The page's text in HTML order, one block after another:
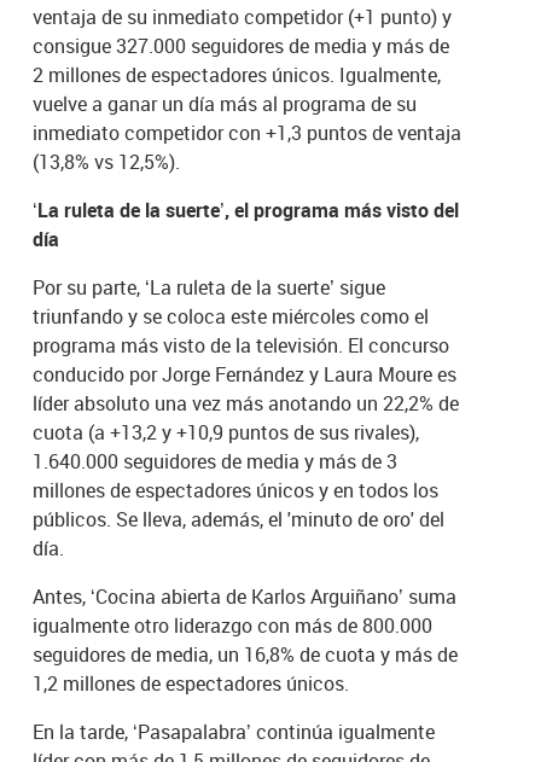
ventaja de su inmediato competidor (+1 punto) y
consigue 327.000 seguidores de media y más de
2 millones de espectadores únicos. Igualmente,
vuelve a ganar un día más al programa de su
inmediato competidor con +1,3 puntos de ventaja
(13,8% vs 12,5%).
‘La ruleta de la suerte’, el programa más visto del
día
Por su parte, ‘La ruleta de la suerte’ sigue
triunfando y se coloca este miércoles como el
programa más visto de la televisión. El concurso
conducido por Jorge Fernández y Laura Moure es
líder absoluto una vez más anotando un 22,2% de
cuota (a +13,2 y +10,9 puntos de sus rivales),
1.640.000 seguidores de media y más de 3
millones de espectadores únicos y en todos los
públicos. Se lleva, además, el 'minuto de oro' del
día.
Antes, ‘Cocina abierta de Karlos Arguiñano’ suma
igualmente otro liderazgo con más de 800.000
seguidores de media, un 16,8% de cuota y más de
1,2 millones de espectadores únicos.
En la tarde, ‘Pasapalabra’ continúa igualmente